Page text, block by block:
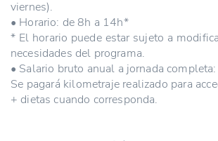
viernes).
• Horario: de 8h a 14h*
* El horario puede estar sujeto a
necesidades del programa.
• Salario bruto anual a jornada
Se pagará kilometraje realizado para
+ dietas cuando corresponda.